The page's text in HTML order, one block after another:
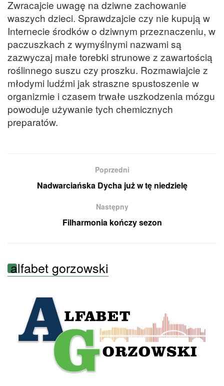
Zwracajcie uwagę na dziwne zachowanie
waszych dzieci. Sprawdzajcie czy nie kupują w
Internecie środków o dziwnym przeznaczeniu, w
paczuszkach z wymyślnymi nazwami są
zazwyczaj małe torebki strunowe z zawartością
roślinnego suszu czy proszku. Rozmawiajcie z
młodymi ludźmi jak straszne spustoszenie w
organizmie i czasem trwałe uszkodzenia mózgu
powoduje używanie tych chemicznych
preparatów.
Poprzedni
Nadwarciańska Dycha już w tę niedzielę
Następny
Filharmonia kończy sezon
alfabet gorzowski